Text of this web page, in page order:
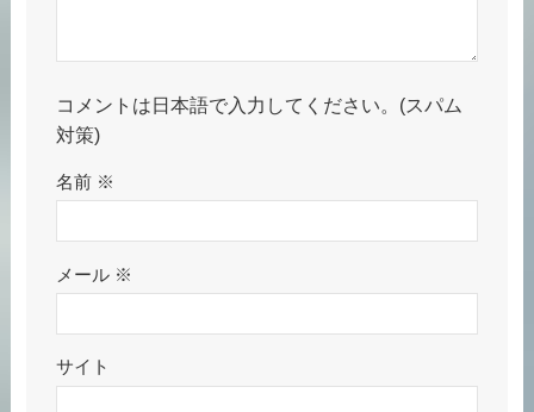
コメントは日本語で入力してください。(スパム
対策)
名前 ※
メール ※
サイト